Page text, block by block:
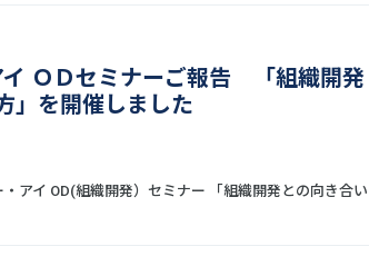
イ ＯＤセミナーご報告 「組織開発
」を開催しました
アイ OD(組織開発）セミナー 「組織開発との向き合い